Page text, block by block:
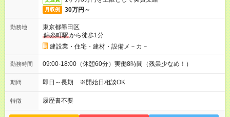
月収例 30万円～
勤務地
東京都墨田区
錦糸町駅から徒歩1分
建設業・住宅・建材・設備メ－カ－
勤務時間 09:00-18:00（休憩60分）実働8時間（残業少なめ！）
期間 即日～長期 ※開始日相談OK
特徴 履歴書不要